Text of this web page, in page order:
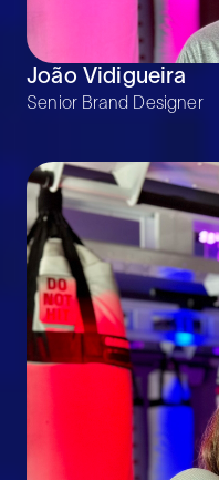
João Vidigueira
Senior Brand Designer